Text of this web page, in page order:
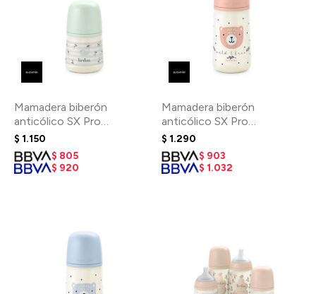
Mamadera biberón
anticólico SX Pro
fisiológico 150 ml 0-3m -
Birdies Verde
$ 1.150
$ 805
$ 920
Mamadera biberón
anticólico SX Pro
fisiológico 270 ml 3-6m -
Oso Rosa
$ 1.290
$ 903
$ 1.032